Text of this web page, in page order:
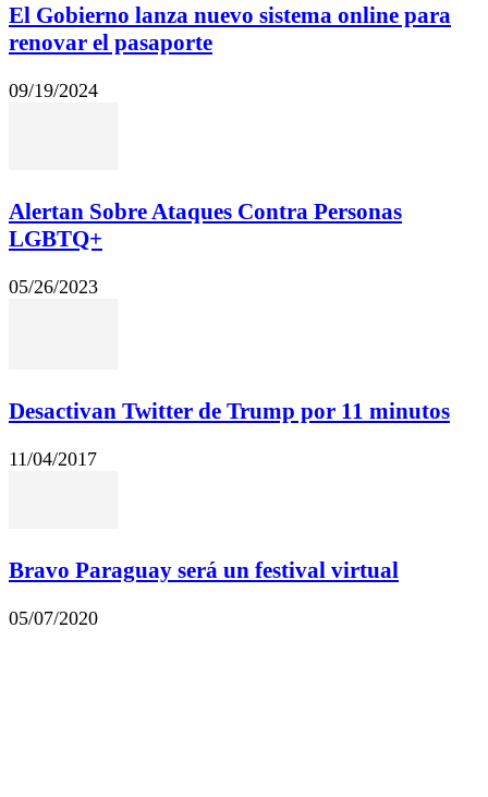
El Gobierno lanza nuevo sistema online para
renovar el pasaporte
09/19/2024
Alertan Sobre Ataques Contra Personas
LGBTQ+
05/26/2023
Desactivan Twitter de Trump por 11 minutos
11/04/2017
Bravo Paraguay será un festival virtual
05/07/2020